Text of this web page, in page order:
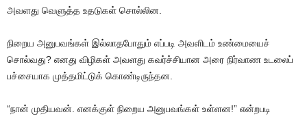
அவளது வெளுத்த உதடுகள் சொல்லின.
நிறைய அனுபவங்கள் இல்லாதபோதும் எப்படி அவளிடம் உண்மையைச்
சொல்வது? எனது விழிகள் அவளது கவர்ச்சியான அரை நிர்வாண உடலைப்
பச்சையாக முத்தமிட்டுக் கொண்டிருந்தன.
“நான் முதியவன். எனக்குள் நிறைய அனுபவங்கள் உள்ளன!” என்றபடி